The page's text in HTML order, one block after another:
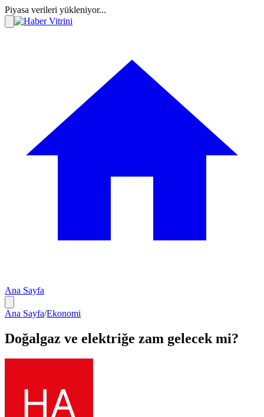
Piyasa verileri yükleniyor...
Ana Sayfa
Ana Sayfa/Ekonomi
Doğalgaz ve elektriğe zam gelecek mi?